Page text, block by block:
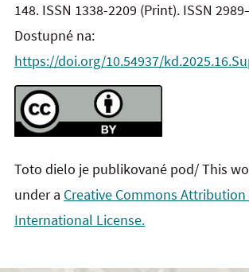
148. ISSN 1338-2209 (Print). ISSN
Dostupné na:
https://doi.org/10.54937/
Toto dielo je publikované pod/ This
under a Creative Commons Attribution
International License.